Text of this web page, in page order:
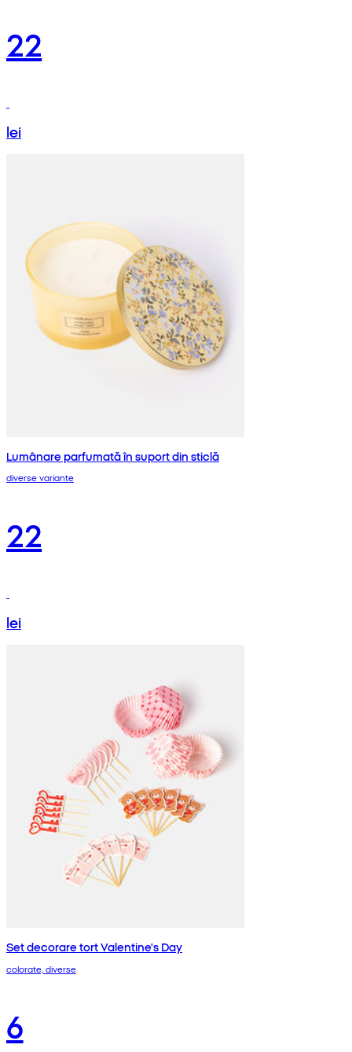
22
lei
Lumânare parfumată în suport din sticlă
diverse variante
22
lei
Set decorare tort Valentine's Day
colorate, diverse
6